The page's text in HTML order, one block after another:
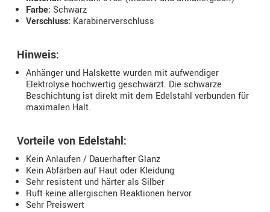
Farbe: Schwarz
Verschluss: Karabinerverschluss
Hinweis:
Anhänger und Halskette wurden mit aufwendiger
Elektrolyse hochwertig geschwärzt. Die schwarze
Beschichtung ist direkt mit dem Edelstahl verbunden für
maximalen Halt.
Vorteile von Edelstahl:
Kein Anlaufen / Dauerhafter Glanz
Kein Abfärben auf Haut oder Kleidung
Sehr resistent und härter als Silber
Ruft keine allergischen Reaktionen hervor
Sehr Preiswert